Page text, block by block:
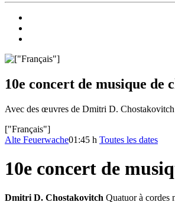
10e concert de musique de
Avec des œuvres de Dmitri D.
["Français"]
Alte Feuerwache01:45 h Toutes les dates
10e concert de
Dmitri D. Chostakovitch Quatuor à cordes